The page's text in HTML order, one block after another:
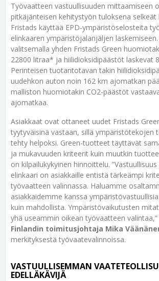
Työvaatteen vastuullisuuden mittaamiseen
pitkäjänteisen kehitystyön tuloksena selkeät
Fristads käyttää EPD-ympäristöselosteita
elinkaaren ympäristöjalanjäljen
valitsemalla yhden Fristads Green
22800 litraa* ja hiilidioksidipäästöt laskevat
Perinteisen tuotantotavan takin
uudehkon auton noin 162 km ajomatkan
malliston huomiotakin CO2-päästöt
ajomatkaa.
Asiakkaat ovat ottaneet uudet Fristads
tyytyväisinä vastaan, sillä ympäristötekojen
tehty helpoksi. Green-tuotteet täyttävät
ja mukavuuden kriteerit kuin muutkin
on kilpailukykyinen hinnoittelu.
elinkaari on asiakkaille entistä tärkeämpi
työvaatteen valinnassa. Haluamme
asiakkaidemme kanssa
kuin mahdollista. Ympäristövaikutusten
yhä useammin oikean työvaatteen
Finlandin toimitusjohtaja Mika
merkityksestä työvaatevalinnoissa.
VASTUULLISEMMAN
EDELLÄKÄVIJÄ